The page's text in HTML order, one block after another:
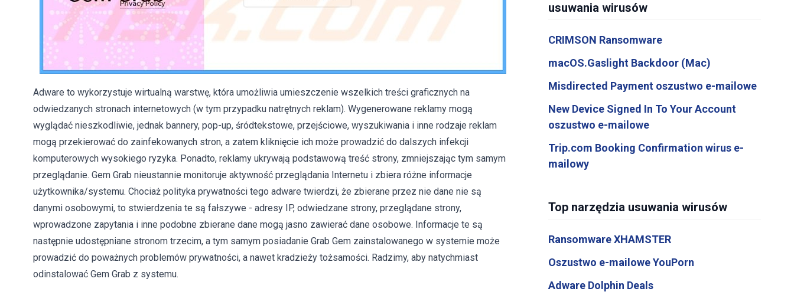
Adware to wykorzystuje wirtualną warstwę, która umożliwia umieszczenie wszelkich treści graficznych na
odwiedzanych stronach internetowych (w tym przypadku natrętnych reklam). Wygenerowane reklamy mogą
wyglądać nieszkodliwie, jednak bannery, pop-up, śródtekstowe, przejściowe, wyszukiwania i inne rodzaje reklam
mogą przekierować do zainfekowanych stron, a zatem kliknięcie ich może prowadzić do dalszych infekcji
komputerowych wysokiego ryzyka. Ponadto, reklamy ukrywają podstawową treść strony, zmniejszając tym samym
przeglądanie. Gem Grab nieustannie monitoruje aktywność przeglądania Internetu i zbiera różne informacje
użytkownika/systemu. Chociaż polityka prywatności tego adware twierdzi, że zbierane przez nie dane nie są
danymi osobowymi, to stwierdzenia te są fałszywe - adresy IP, odwiedzane strony, przeglądane strony,
wprowadzone zapytania i inne podobne zbierane dane mogą jasno zawierać dane osobowe. Informacje te są
następnie udostępniane stronom trzecim, a tym samym posiadanie Grab Gem zainstalowanego w systemie może
prowadzić do poważnych problemów prywatności, a nawet kradzieży tożsamości. Radzimy, aby natychmiast
odinstalować Gem Grab z systemu.
usuwania wirusów
CRIMSON Ransomware
macOS.Gaslight Backdoor (Mac)
Misdirected Payment oszustwo e-mailowe
New Device Signed In To Your Account
oszustwo e-mailowe
Trip.com Booking Confirmation wirus e-
mailowy
Top narzędzia usuwania wirusów
Ransomware XHAMSTER
Oszustwo e-mailowe YouPorn
Adware Dolphin Deals